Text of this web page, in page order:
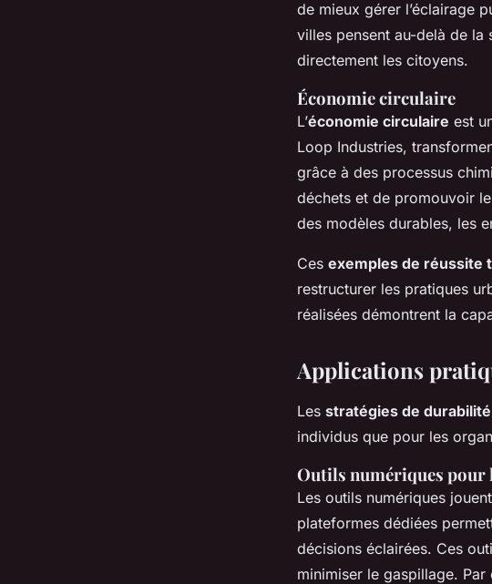
de mieux gérer l’éclairage
villes pensent au-delà de
directement les citoyens.
Économie circulaire
L’économie circulaire est
Loop Industries,
grâce à des processus
déchets et de promouvoir le
des modèles durables, les
Ces exemples de réussite
restructurer les pratiques
réalisées démontrent la
Applications
Les stratégies de durabilité
individus que pour les
Outils numériques
Les outils numériques
plateformes dédiées
décisions éclairées. Ces
minimiser le gaspillage.